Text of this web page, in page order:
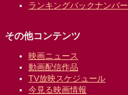
ランキングバックナンバー
その他コンテンツ
映画ニュース
動画配信作品
TV放映スケジュール
今見る映画情報